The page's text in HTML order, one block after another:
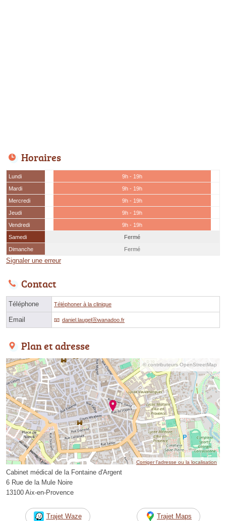
Horaires
Lundi
9h - 19h
Mardi
9h - 19h
Mercredi
9h - 19h
Jeudi
9h - 19h
Vendredi
9h - 19h
Samedi
Fermé
Dimanche
Fermé
Signaler une erreur
Contact
Téléphone Téléphoner à la clinique
Email daniel.laugelⓐwanadoo.fr
Plan et adresse
© contributeurs OpenStreetMap
Corriger l’adresse ou la localisation
Cabinet médical de la Fontaine d'Argent
6 Rue de la Mule Noire
13100 Aix-en-Provence
Trajet Waze Trajet Maps